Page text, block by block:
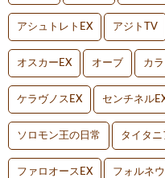
アシュトレトEX アジトTV
オスカーEX オーブ カ
ケラヴノスEX センチネル
ソロモン王の日常 タイタニ
ファロオースEX フォルネ